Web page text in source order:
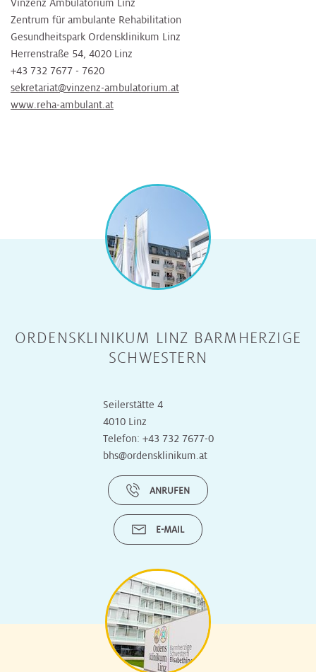
Vinzenz Ambulatorium Linz
Zentrum für ambulante Rehabilitation
Gesundheitspark Ordensklinikum Linz
Herrenstraße 54, 4020 Linz
+43 732 7677 - 7620
sekretariat@vinzenz-ambulatorium.at
www.reha-ambulant.at
ORDENSKLINIKUM LINZ BARMHERZIGE
SCHWESTERN
Seilerstätte 4
4010 Linz
Telefon: +43 732 7677-0
bhs@ordensklinikum.at
ANRUFEN
E-MAIL